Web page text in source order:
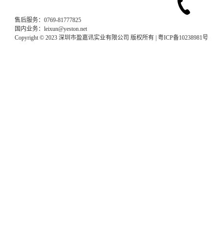
售后服务：0769-81777825
国内业务：leixun@yeston.net
Copyright © 2023 深圳市盈嘉讯实业有限公司 版权所有 | 粤ICP备10238981号